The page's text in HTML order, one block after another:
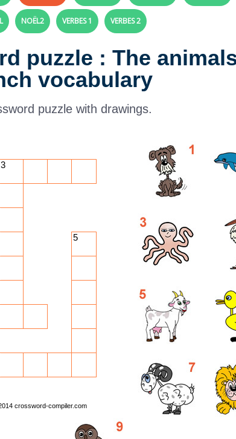
NOËL2 VERBES 1 VERBES 2
puzzle : The
vocabulary
puzzle with drawings.
3
5
crossword-compiler.com